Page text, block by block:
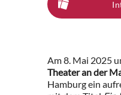
Am 8. Mai 2025
Theater an der
Hamburg ein